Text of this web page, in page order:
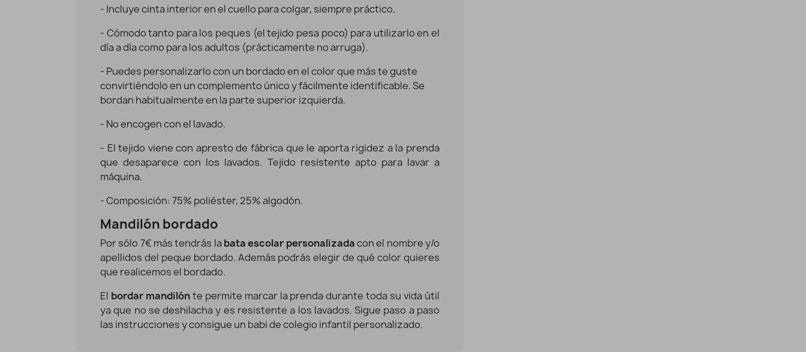
- Incluye cinta interior en el cuello para colgar, siempre práctico.
- Cómodo tanto para los peques (el tejido pesa poco) para utilizarlo en el
día a día como para los adultos (prácticamente no arruga).
- Puedes personalizarlo con un bordado en el color que más te guste
convirtiéndolo en un complemento único y fácilmente identificable. Se
bordan habitualmente en la parte superior izquierda.
- No encogen con el lavado.
- El tejido viene con apresto de fábrica que le aporta rigidez a la prenda
que desaparece con los lavados. Tejido resistente apto para lavar a
máquina.
- Composición: 75% poliéster, 25% algodón.
Mandilón bordado
Por sólo 7€ más tendrás labata escolar personalizadacon el nombre y/o
apellidos del peque bordado. Además podrás elegir de qué color quieres
que realicemos el bordado.
El bordar mandilónte permite marcar la prenda durante toda su vida útil
ya que no se deshilacha y es resistente a los lavados. Sigue paso a paso
las instrucciones y consigue un babi de colegio infantil personalizado.